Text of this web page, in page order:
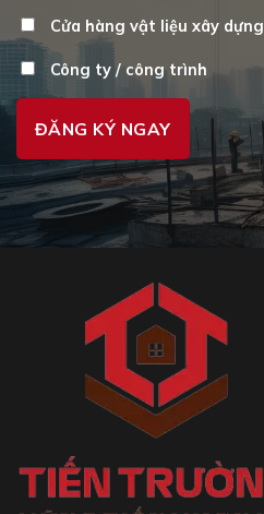
Cửa hàng vật liệu xây dựng
Công ty / công trình